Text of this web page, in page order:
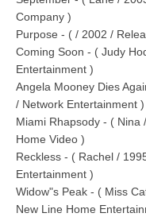
Company )
Purpose - ( / 2002 /
Coming Soon - ( Judy
Entertainment )
Angela Mooney Dies
/ Network Entertainment )
Miami Rhapsody - ( Nina
Home Video )
Reckless - ( Rachel /
Entertainment )
Widow"s Peak - ( Miss
New Line Home